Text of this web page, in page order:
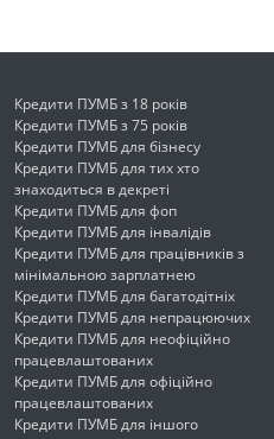
Кредити ПУМБ з 18 років
Кредити ПУМБ з 75 років
Кредити ПУМБ для бізнесу
Кредити ПУМБ для тих хто
знаходиться в декреті
Кредити ПУМБ для фоп
Кредити ПУМБ для інвалідів
Кредити ПУМБ для працівників з
мінімальною зарплатнею
Кредити ПУМБ для багатодітніх
Кредити ПУМБ для непрацюючих
Кредити ПУМБ для неофіційно
працевлаштованих
Кредити ПУМБ для офіційно
працевлаштованих
Кредити ПУМБ для іншого